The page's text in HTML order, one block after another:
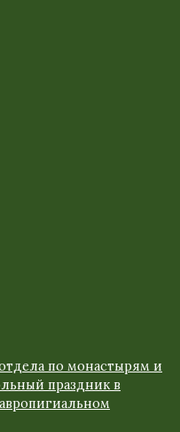
по монастырям и
праздник в